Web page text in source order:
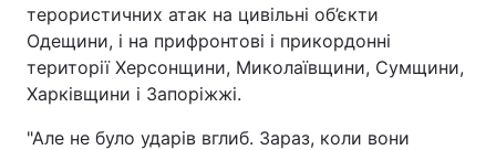
терористичних атак на цивільні об’єкти
Одещини, і на прифронтові і прикордонні
території Херсонщини, Миколаївщини, Сумщини,
Харківщини і Запоріжжі.
"Але не було ударів вглиб. Зараз, коли вони